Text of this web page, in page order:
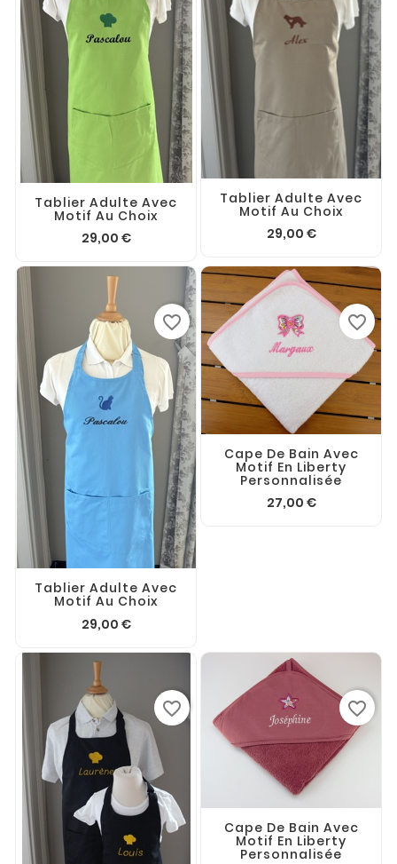
Tablier Adulte Avec
Motif Au Choix
29,00 €
Tablier Adulte Avec
Motif Au Choix
29,00 €
Tablier Adulte Avec
Motif Au Choix
29,00 €
favorite_border
Cape De Bain Avec
Motif En Liberty
Personnalisée
27,00 €
favorite_border
favorite_border
Cape De Bain Avec
Motif En Liberty
Personnalisée
favorite_border